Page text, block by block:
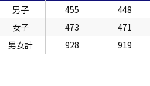
男子 455 448
女子
473 471
男女計
928 919